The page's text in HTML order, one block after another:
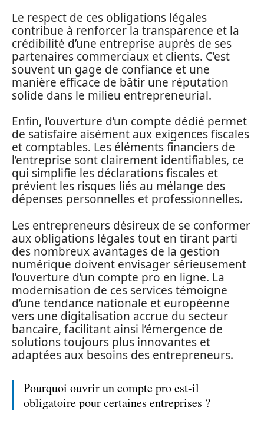
Le respect de ces obligations légales
contribue à renforcer la transparence et la
crédibilité d’une entreprise auprès de ses
partenaires commerciaux et clients. C’est
souvent un gage de confiance et une
manière efficace de bâtir une réputation
solide dans le milieu entrepreneurial.
Enfin, l’ouverture d’un compte dédié permet
de satisfaire aisément aux exigences fiscales
et comptables. Les éléments financiers de
l’entreprise sont clairement identifiables, ce
qui simplifie les déclarations fiscales et
prévient les risques liés au mélange des
dépenses personnelles et professionnelles.
Les entrepreneurs désireux de se conformer
aux obligations légales tout en tirant parti
des nombreux avantages de la gestion
numérique doivent envisager sérieusement
l’ouverture d’un compte pro en ligne. La
modernisation de ces services témoigne
d’une tendance nationale et européenne
vers une digitalisation accrue du secteur
bancaire, facilitant ainsi l’émergence de
solutions toujours plus innovantes et
adaptées aux besoins des entrepreneurs.
Pourquoi ouvrir un compte pro est-il
obligatoire pour certaines entreprises ?